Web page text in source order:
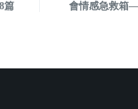
篇
會情感急救箱